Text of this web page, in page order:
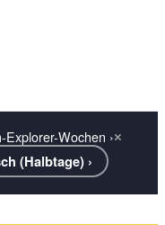
Explorer-Wochen ›
(Halbtage) ›
×